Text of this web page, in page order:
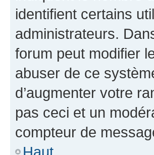
identifient certains
administrateurs.
forum peut modifier
abuser de ce
d’augmenter votre
pas ceci et un
compteur de